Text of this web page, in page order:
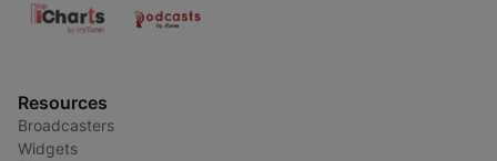
Resources
Broadcasters
Widgets